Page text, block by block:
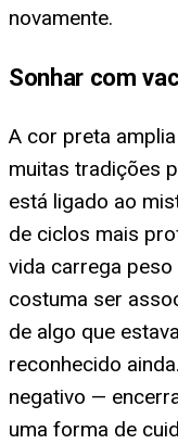
novamente.
Sonhar com
A cor preta
muitas tradições
está ligado ao
de ciclos mais
vida carrega
costuma ser
de algo que
reconhecido
negativo —
uma forma de